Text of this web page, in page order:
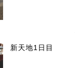
新天地1日目